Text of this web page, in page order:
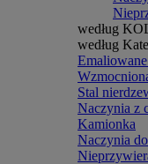
według
według
Stal
Naczynia z
Kamionka
Naczynia